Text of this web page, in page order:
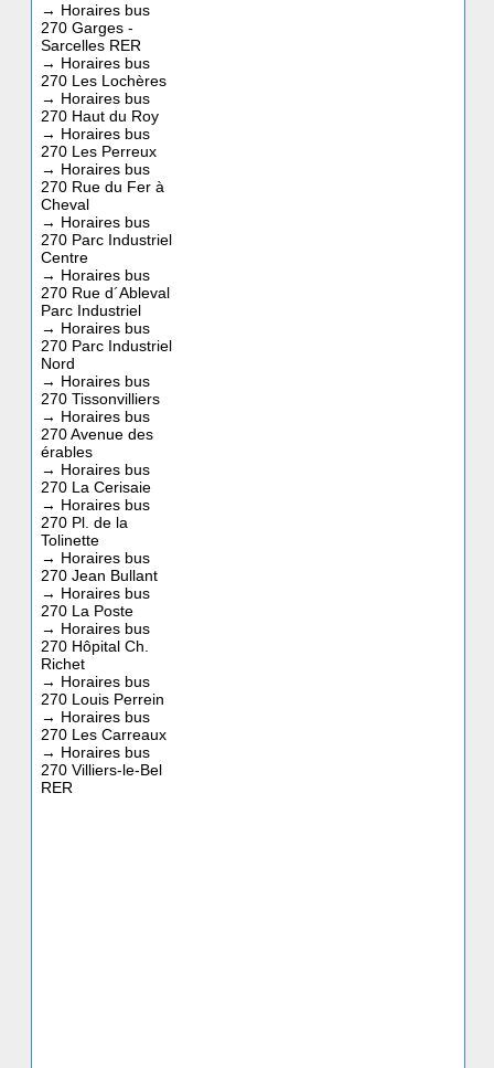
→ Horaires bus
270 Garges -
Sarcelles RER
→ Horaires bus
270 Les Lochères
→ Horaires bus
270 Haut du Roy
→ Horaires bus
270 Les Perreux
→ Horaires bus
270 Rue du Fer à
Cheval
→ Horaires bus
270 Parc Industriel
Centre
→ Horaires bus
270 Rue d´Ableval
Parc Industriel
→ Horaires bus
270 Parc Industriel
Nord
→ Horaires bus
270 Tissonvilliers
→ Horaires bus
270 Avenue des
érables
→ Horaires bus
270 La Cerisaie
→ Horaires bus
270 Pl. de la
Tolinette
→ Horaires bus
270 Jean Bullant
→ Horaires bus
270 La Poste
→ Horaires bus
270 Hôpital Ch.
Richet
→ Horaires bus
270 Louis Perrein
→ Horaires bus
270 Les Carreaux
→ Horaires bus
270 Villiers-le-Bel
RER